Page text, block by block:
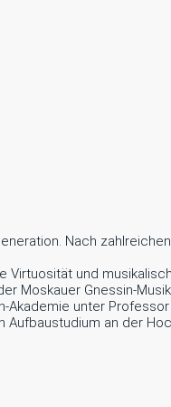
Nach
Virtuosität und
Moskauer Gnessin-
Akademie unter
Aufbaustudium an der